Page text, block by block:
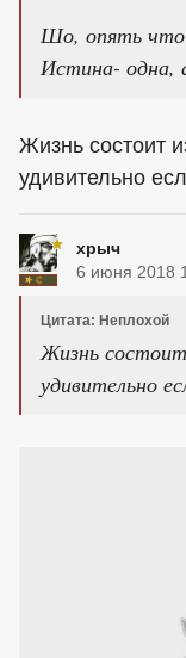
Шо, опять что
Истина- одна,
Жизнь состоит
удивительно
хрыч
6 июня 2018
Цитата: Неплохой
Жизнь
удивительно